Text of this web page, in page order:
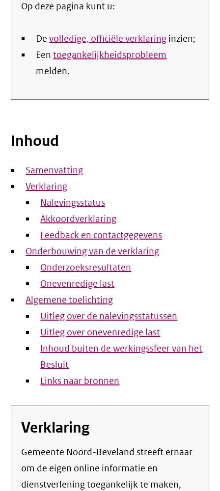
Op deze pagina kunt u:
Devolledige, officiële verklaring inzien;
Eentoegankelijkheidsprobleem
melden.
Inhoud
Samenvatting
Verklaring
Nalevingsstatus
Akkoordverklaring
Feedback en contactgegevens
Onderbouwing van de verklaring
Onderzoeksresultaten
Onevenredige last
Algemene toelichting
Uitleg over de nalevingsstatussen
Uitleg over onevenredige last
Inhoud buiten de werkingssfeer van het
Besluit
Links naar bronnen
Verklaring
Gemeente Noord-Beveland streeft ernaar
om de eigen online informatie en
dienstverlening toegankelijk te maken,